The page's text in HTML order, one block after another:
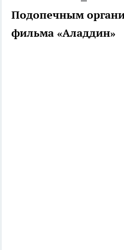
Подопечным
фильма «Аладдин»